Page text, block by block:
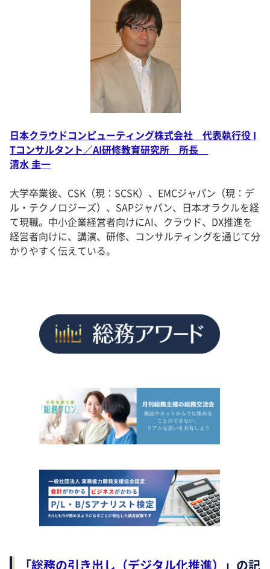
日本クラウドコンピューティング株式会社 代表執行役 I
Tコンサルタント／AI研修教育研究所 所長
清水 圭一
大学卒業後、CSK（現：SCSK）、EMCジャパン（現：デ
ル・テクノロジーズ）、SAPジャパン、日本オラクルを経
て現職。中小企業経営者向けにAI、クラウド、DX推進を
経営者向けに、講演、研修、コンサルティングを通じて分
かりやすく伝えている。
「総務の引き出し（デジタル化推進） 」の記